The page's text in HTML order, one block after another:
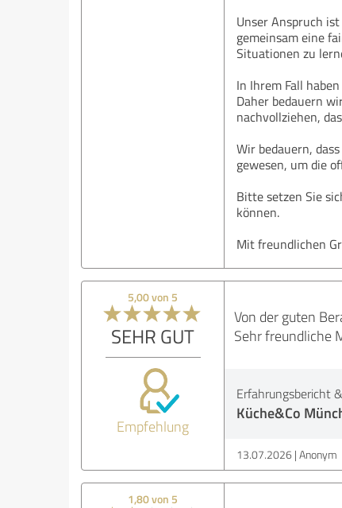
Unser Anspruch
gemeinsam eine
Situationen zu
In Ihrem Fall
Daher bedauern
nachvollziehen,
Wir bedauern,
gewesen, um die
Bitte setzen Sie
können.
Mit freundlichen
5,00 von 5
SEHR GUT
Empfehlung
Von der guten
Sehr freundliche
Erfahrungsbericht
Küche&Co
13.07.2026 Anonym
1,80 von 5